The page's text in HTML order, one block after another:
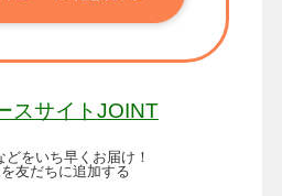
スサイトJOINT
どをいち早くお届け！
友だちに追加する